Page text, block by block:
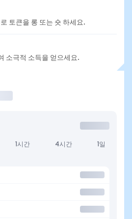
토큰을 롱 또는 숏 하세요.
소극적 소득을 얻으세요.
1시간 4시간 1일